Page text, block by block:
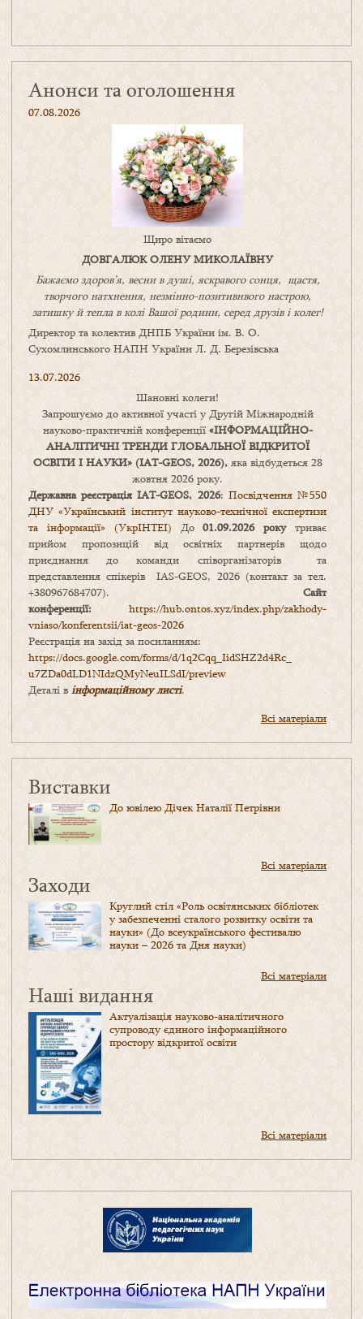
Анонси та оголошення
07.08.2026
Щиро вітаємо
ДОВГАЛЮК ОЛЕНУ МИКОЛАЇВНУ
Бажаємо здоров’я, весни в душі, яскравого сонця, щастя,
творчого натхнення, незмінно-позитивнвого настрою,
затишкуйтепла в коліВашоїродини, серед друзів і колег!
Директор та колектив ДНПБ України ім. В. О.
Сухомлинського НАПН України Л. Д. Березівська
13.07.2026
Шановні колеги!
Запрошуємо до активної участі у Другій Міжнародній
науково-практичній конференції «ІНФОРМАЦІЙНО-
АНАЛІТИЧНІ ТРЕНДИ ГЛОБАЛЬНОЇ ВІДКРИТОЇ
ОСВІТИ І НАУКИ» (IAT-GEOS, 2026),яка відбудеться 28
жовтня 2026 року.
Державна реєстрація IAT-GEOS, 2026: Посвідчення №550
ДНУ «Український інститут науково-технічної експертизи
та інформації» (УкрІНТЕІ) До01.09.2026 рокутриває
прийом пропозицій від освітніх партнерів щодо
приєднання до команди співорганізаторів та
представлення спікерів IAS-GEOS, 2026 (контакт за тел.
+380967684707). Сайт
конференції: https://hub.ontos.xyz/index.php/zakhody-
vniaso/konferentsii/iat-geos-2026
Реєстрація на захід за посиланням:
https://docs.google.com/forms/d/1q2Cqq_IidSHZ2d4Rc_
u7ZDa0dLD1NIdzQMyNeuILSdI/preview
Деталі в інформаційному листі.
Всі матеріали
Виставки
До ювілею Дічек Наталії Петрівни
Всі матеріали
Заходи
Круглий стіл «Роль освітянських бібліотек
у забезпеченні сталого розвитку освіти та
науки» (До всеукраїнського фестивалю
науки – 2026 та Дня науки)
Всі матеріали
Наші видання
Актуалізація науково-аналітичного
супроводу єдиного інформаційного
простору відкритої освіти
Всі матеріали